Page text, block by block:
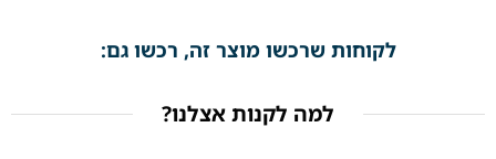
לקוחות שרכשו מוצר זה, רכשו גם:
למה לקנות אצלנו?